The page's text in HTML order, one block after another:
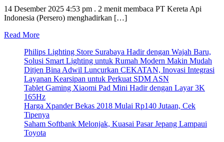
14 Desember 2025 4:53 pm . 2 menit membaca PT Kereta Api
Indonesia (Persero) menghadirkan […]
Read More
Philips Lighting Store Surabaya Hadir dengan Wajah Baru,
Solusi Smart Lighting untuk Rumah Modern Makin Mudah
Ditjen Bina Adwil Luncurkan CEKATAN, Inovasi Integrasi
Layanan Kearsipan untuk Perkuat SDM ASN
Tablet Gaming Xiaomi Pad Mini Hadir dengan Layar 3K
165Hz
Harga Xpander Bekas 2018 Mulai Rp140 Jutaan, Cek
Tipenya
Saham Softbank Melonjak, Kuasai Pasar Jepang Lampaui
Toyota